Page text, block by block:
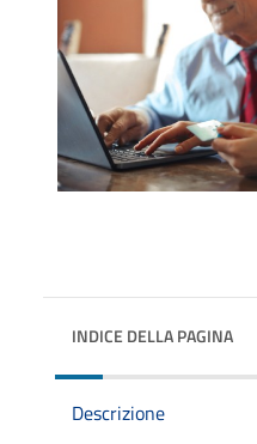
INDICE DELLA PAGINA
Descrizione